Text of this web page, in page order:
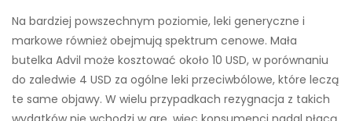
Na bardziej powszechnym poziomie, leki generyczne i
markowe również obejmują spektrum cenowe. Mała
butelka Advil może kosztować około 10 USD, w porównaniu
do zaledwie 4 USD za ogólne leki przeciwbólowe, które leczą
te same objawy. W wielu przypadkach rezygnacja z takich